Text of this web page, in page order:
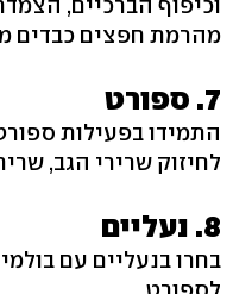
מהרמת חפצים כבדים
7. ספורט
התמידו בפעילות
לחיזוק שרירי הגב,
8. נעליים
בחרו בנעליים עם